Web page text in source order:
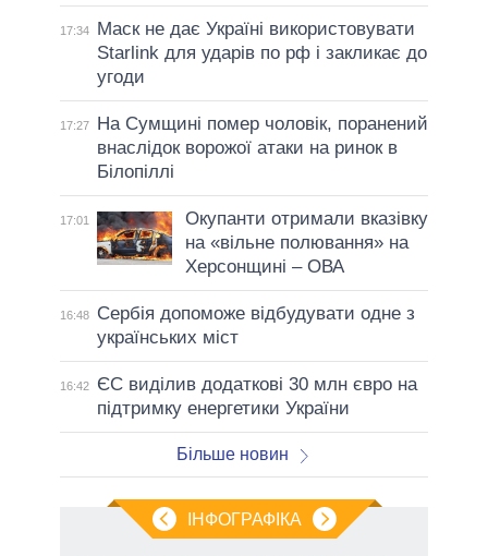
17:34
Маск не дає Україні використовувати
Starlink для ударів по рф і закликає до
угоди
17:27
На Сумщині помер чоловік, поранений
внаслідок ворожої атаки на ринок в
Білопіллі
17:01
Окупанти отримали вказівку
на «вільне полювання» на
Херсонщині – ОВА
16:48
Сербія допоможе відбудувати одне з
українських міст
16:42
ЄС виділив додаткові 30 млн євро на
підтримку енергетики України
Більше новин
ІНФОГРАФІКА